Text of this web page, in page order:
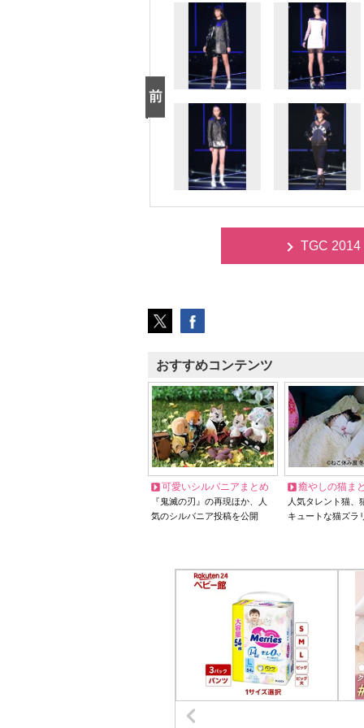
TGC
おすすめコンテンツ
可愛いシルバニアまとめ
『鬼滅の刃』の再現ほか、人
気のシルバニア投稿を公開
癒やしの猫ま
人気タレント猫
キュートな猫ズラ